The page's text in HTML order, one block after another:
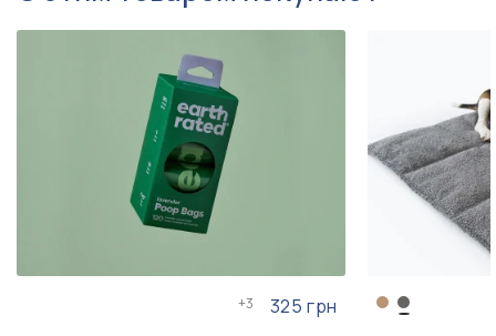
НЕ используйте какие-либо пятновыводители.
*При частой стирке лежак может потерять водостойкость.
При стирке можно использовать средства для водостойких
+3 325 грн